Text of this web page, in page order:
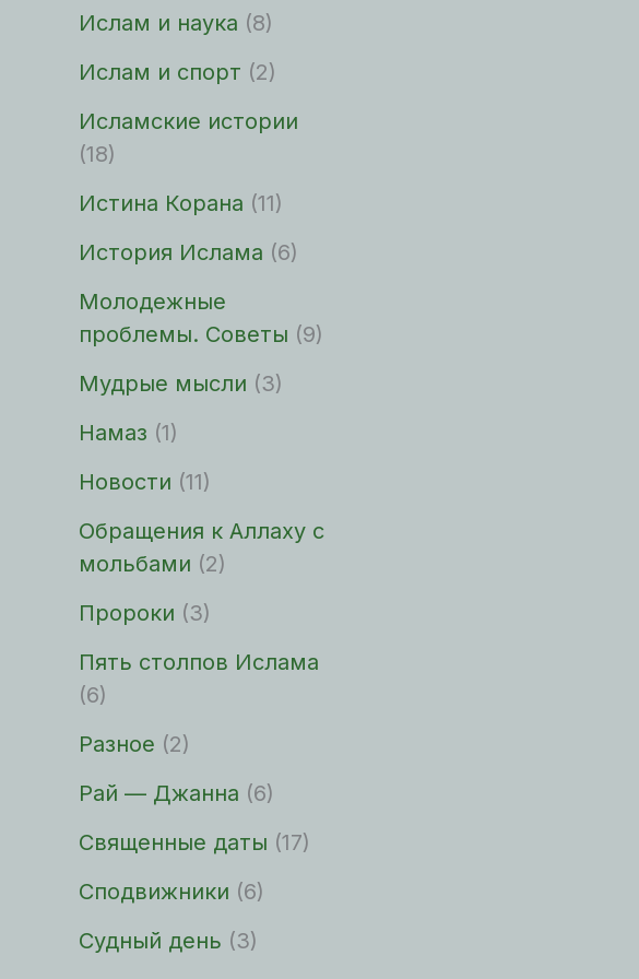
Ислам и наука (8)
Ислам и спорт (2)
Исламские истории
(18)
Истина Корана (11)
История Ислама (6)
Молодежные
проблемы. Советы (9)
Мудрые мысли (3)
Намаз (1)
Новости (11)
Обращения к Аллаху с
мольбами (2)
Пророки (3)
Пять столпов Ислама
(6)
Разное (2)
Рай — Джанна (6)
Священные даты (17)
Сподвижники (6)
Судный день (3)